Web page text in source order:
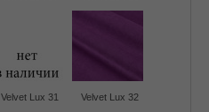
Velvet Lux 31 Velvet Lux 32